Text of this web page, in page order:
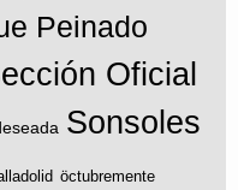
Peinado
Oficial
Sonsoles
öctubremente